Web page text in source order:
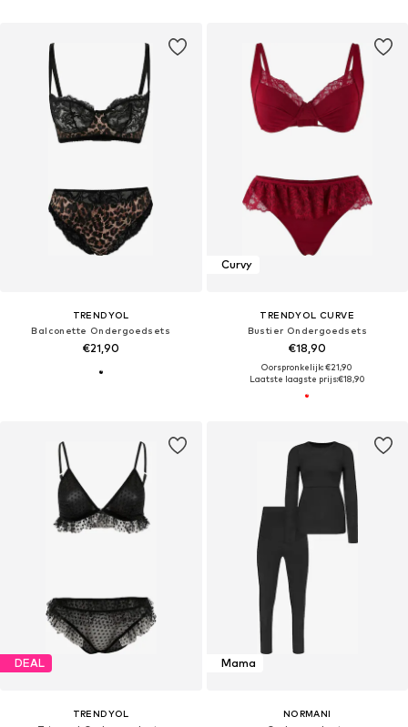
TRENDYOL
Balconette Ondergoedsets
€21,90
Curvy
TRENDYOL CURVE
Bustier Ondergoedsets
€18,90
Oorspronkelijk: €21,90
Laatste laagste prijs:€18,90
DEAL
TRENDYOL
Mama
NORMANI